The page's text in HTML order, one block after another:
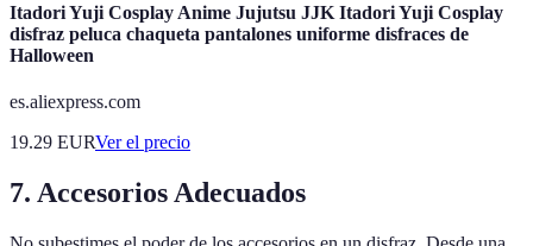
Itadori Yuji Cosplay Anime Jujutsu JJK Itadori Yuji Cosplay
disfraz peluca chaqueta pantalones uniforme disfraces de
Halloween
es.aliexpress.com
19.29 EURVer el precio
7. Accesorios Adecuados